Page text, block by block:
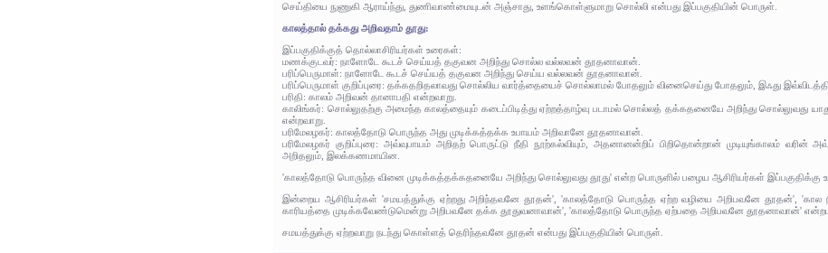
செய்தியை நுணுகி ஆராய்ந்து, துணிவாண்மையுடன் அஞ்சாது, உளங்கொள்ளுமாறு சொல்லி என்பது இப்பகுதியின் பொருள்.
காலத்தால் தக்கது அறிவதாம் தூது:
இப்பகுதிக்குத் தொல்லாசிரியர்கள் உரைகள்:
மணக்குடவர்: நாளோடே கூடச் செய்யத் தகுவன அறிந்து சொல்ல வல்லவன் தூதனாவான்.
பரிப்பெருமாள்: நாளோடே கூடச் செய்யத் தகுவன அறிந்து செய்ய வல்லவன் தூதனாவான்.
பரிப்பெருமாள் குறிப்புரை: தக்கதறிதலாவது சொல்லிய வார்த்தையைச் சொல்லாமல் போதலும் வினைசெய்து போதலும், இஃது
பரிதி: காலம் அறிவன் தானாபதி என்றவாறு.
காலிங்கர்: சொல்லுதற்கு அமைந்த காலத்தையும் கடைப்பிடித்து ஏற்றத்தாழ்வு படாமல் சொல்லத் தக்கதனையே அறிந்து சொல்லுவது
என்றவாறு.
பரிமேலழகர்: காலத்தோடு பொருந்த அது முடிக்கத்தக்க உபாயம் அறிவானே தூதனாவான்.
பரிமேலழகர் குறிப்புரை: அவ்வுபாயம் அறிதற் பொருட்டு நீதி நூற்கல்வியும், அதனானன்றிப் பிறிதொன்றான் முடியுங்காலம் வரின்
அறிதலும், இலக்கணமாயின.
'காலத்தோடு பொருந்த வினை முடிக்கத்தக்கதனையே அறிந்து சொல்லுவது தூது' என்ற பொருளில் பழைய ஆசிரியர்கள் இப்பகுதிக்கு
இன்றைய ஆசிரியர்கள் 'சமயத்துக்கு ஏற்றது அறிந்தவனே தூதன்', 'காலத்தோடு பொருந்த ஏற்ற வழியை அறிபவனே தூதன்', 'கால
காரியத்தை முடிக்கவேண்டுமென்று அறிபவனே தக்க தூதுவனாவான்', 'காலத்தோடு பொருந்த ஏற்பதை அறிபவனே தூதனாவான்'
சமயத்துக்கு ஏற்றவாறு நடந்து கொள்ளத் தெரிந்தவனே தூதன் என்பது இப்பகுதியின் பொருள்.